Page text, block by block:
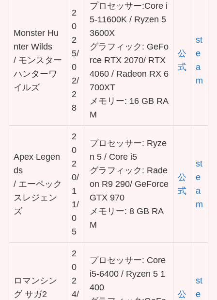
Monster Hu
nter Wilds
/ モンスター
ハンターワ
イルズ
2
0
2
5/
0
2/
2
8
プロセッサー:Core i
5-11600K / Ryzen 5
3600X
グラフィック: GeFo
rce RTX 2070/ RTX
4060 / Radeon RX 6
700XT
メモリー: 16 GB RA
M
公
式
st
e
a
m
Apex Legen
ds
/ エーペック
スレジェン
ズ
2
0
2
0/
1
1/
0
5
プロセッサー: Ryze
n 5 / Core i5
グラフィック: Rade
on R9 290/ GeForce
GTX 970
メモリー: 8 GB RA
M
公
式
st
e
a
m
ロマンシン
グ サガ2
2
0
2
4/
プロセッサー: Core
i5-6400 / Ryzen 5 1
400
公
st
e